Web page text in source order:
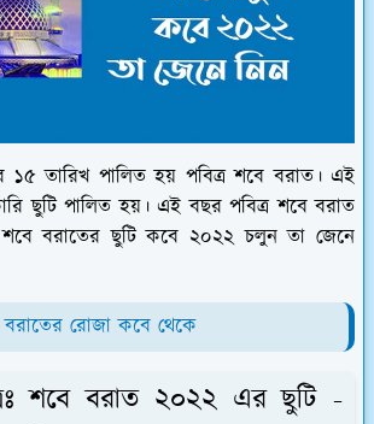
১৫ তারিখ পালিত হয় পবিত্র শবে বরাত। এই
ছুটি পালিত হয়। এই বছর পবিত্র শবে বরাত
বরাতের ছুটি কবে ২০২২ চলুন তা জেনে
রোজা কবে থেকে
শবে বরাত ২০২২ এর ছুটি -